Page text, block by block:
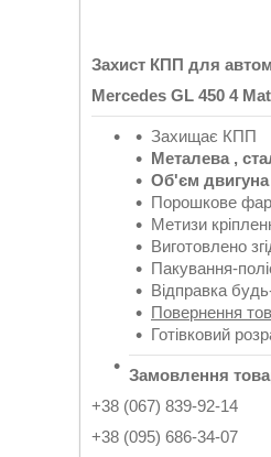
Захист КПП для
Mercedes GL 450 4
Захищає КПП
Металева ,
Об'єм двигуна
Порошкове
Метизи
Виготовлено
Пакування-
Відправка
Повернення
Готівковий
Замовлення
+38 (067) 839-92-14
+38 (095) 686-34-07